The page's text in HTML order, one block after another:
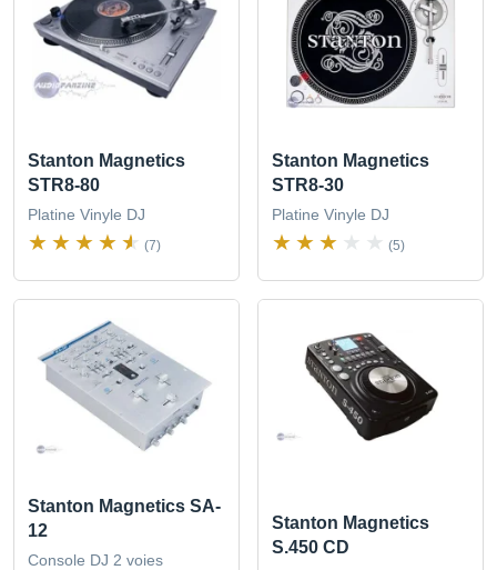
Stanton Magnetics
STR8-80
Platine Vinyle DJ
(7)
Stanton Magnetics
STR8-30
Platine Vinyle DJ
(5)
Stanton Magnetics SA-
12
Console DJ 2 voies
Stanton Magnetics
S.450 CD